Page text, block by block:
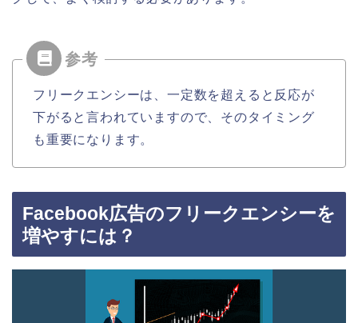
フリークエンシーは、一定数を超えると反応が
下がると言われていますので、そのタイミング
も重要になります。
Facebook広告のフリークエンシーを
増やすには？